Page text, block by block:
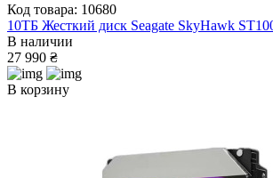
Код товара: 10680
10ТБ Жесткий диск Seagate SkyHawk
В наличии
27 990 ₴
В корзину